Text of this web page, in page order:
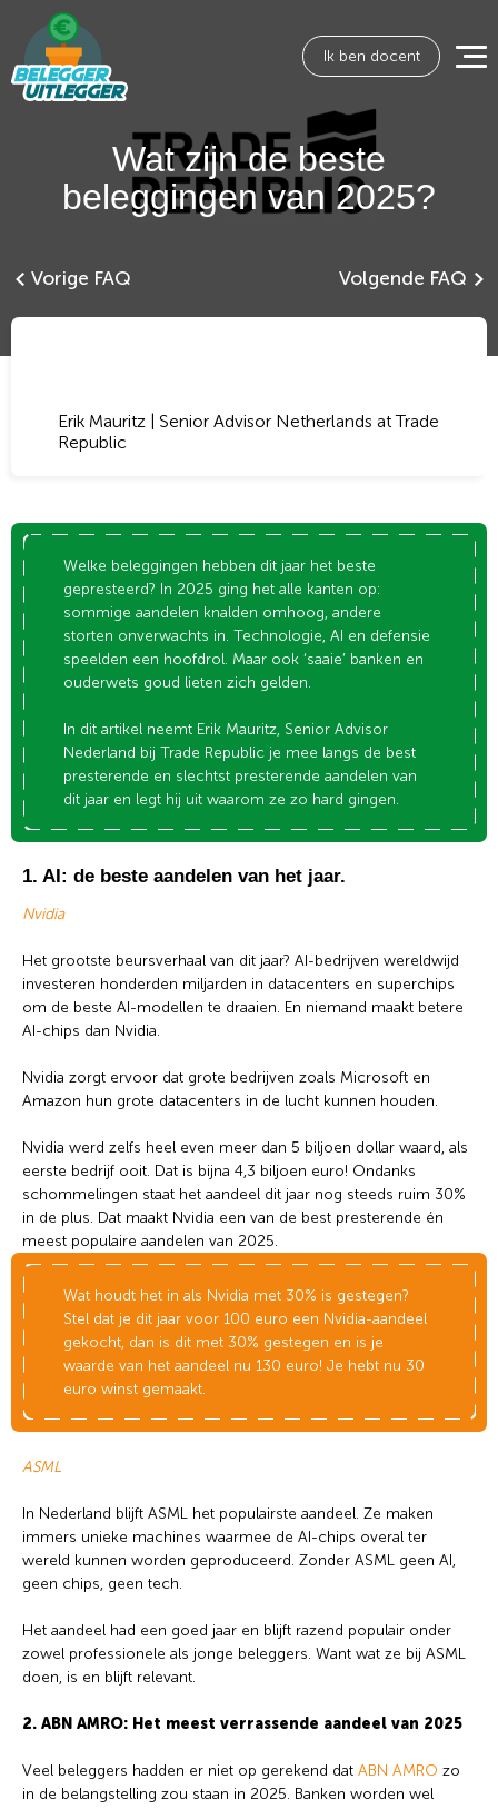
Ik ben docent
Wat zijn de beste
beleggingen van 2025?
Vorige FAQ Volgende FAQ
Erik Mauritz | Senior Advisor Netherlands at Trade
Republic
Welke beleggingen hebben dit jaar het beste
gepresteerd? In 2025 ging het alle kanten op:
sommige aandelen knalden omhoog, andere
storten onverwachts in. Technologie, AI en defensie
speelden een hoofdrol. Maar ook ‘saaie’ banken en
ouderwets goud lieten zich gelden.
In dit artikel neemt Erik Mauritz, Senior Advisor
Nederland bij Trade Republic je mee langs de best
presterende en slechtst presterende aandelen van
dit jaar en legt hij uit waarom ze zo hard gingen.
1. AI: de beste aandelen van het jaar.
Nvidia
Het grootste beursverhaal van dit jaar? AI-bedrijven wereldwijd
investeren honderden miljarden in datacenters en superchips
om de beste AI-modellen te draaien. En niemand maakt betere
AI-chips dan Nvidia.
Nvidia zorgt ervoor dat grote bedrijven zoals Microsoft en
Amazon hun grote datacenters in de lucht kunnen houden.
Nvidia werd zelfs heel even meer dan 5 biljoen dollar waard, als
eerste bedrijf ooit. Dat is bijna 4,3 biljoen euro! Ondanks
schommelingen staat het aandeel dit jaar nog steeds ruim 30%
in de plus. Dat maakt Nvidia een van de best presterende én
meest populaire aandelen van 2025.
Wat houdt het in als Nvidia met 30% is gestegen?
Stel dat je dit jaar voor 100 euro een Nvidia-aandeel
gekocht, dan is dit met 30% gestegen en is je
waarde van het aandeel nu 130 euro! Je hebt nu 30
euro winst gemaakt.
ASML
In Nederland blijft ASML het populairste aandeel. Ze maken
immers unieke machines waarmee de AI-chips overal ter
wereld kunnen worden geproduceerd. Zonder ASML geen AI,
geen chips, geen tech.
Het aandeel had een goed jaar en blijft razend populair onder
zowel professionele als jonge beleggers. Want wat ze bij ASML
doen, is en blijft relevant.
2. ABN AMRO: Het meest verrassende aandeel van 2025
Veel beleggers hadden er niet op gerekend dat ABN AMRO zo
in de belangstelling zou staan in 2025. Banken worden wel
Wil je graag de betekenis van een beleggingsterm
weten of is er een andere vraag die je graag
beantwoord wilt hebben? We helpen je graag een